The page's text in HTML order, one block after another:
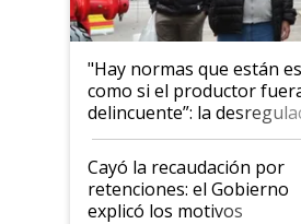
"Hay normas que están
como si el productor
delincuente”: la
al Congreso Aapresid y
habló del financiamiento
Cayó la recaudación por
retenciones: el Gobierno
explicó los motivos